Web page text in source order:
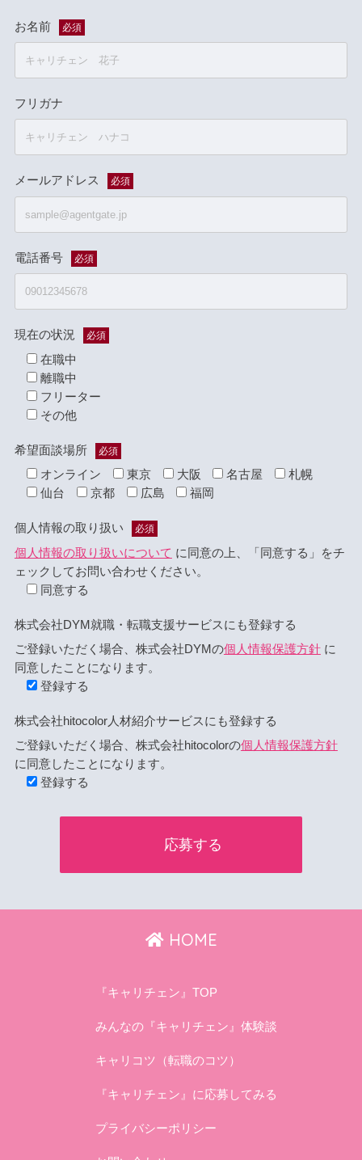
お名前 必須
フリガナ
メールアドレス 必須
電話番号 必須
現在の状況 必須
在職中
離職中
フリーター
その他
希望面談場所 必須
オンライン 東京 大阪 名古屋
札幌
仙台
京都 広島 福岡
個人情報の取り扱い 必須
個人情報の取り扱いについて に同意の上、「同意する」をチ
ェックしてお問い合わせください。
同意する
株式会社DYM就職・転職支援サービスにも登録する
ご登録いただく場合、株式会社DYMの個人情報保護方針に
同意したことになります。
登録する
株式会社hitocolor人材紹介サービスにも登録する
ご登録いただく場合、株式会社hitocolorの個人情報保護方針
に同意したことになります。
登録する
HOME
『キャリチェン』TOP
みんなの『キャリチェン』体験談
キャリコツ（転職のコツ）
『キャリチェン』に応募してみる
プライバシーポリシー